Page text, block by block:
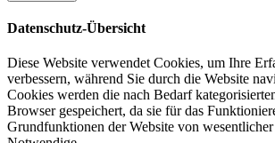
Datenschutz-Übersicht
Diese Website verwendet Cookies, um Ihre
verbessern, während Sie durch die Website
Cookies werden die nach Bedarf
Browser gespeichert, da sie für das
Grundfunktionen der Website von